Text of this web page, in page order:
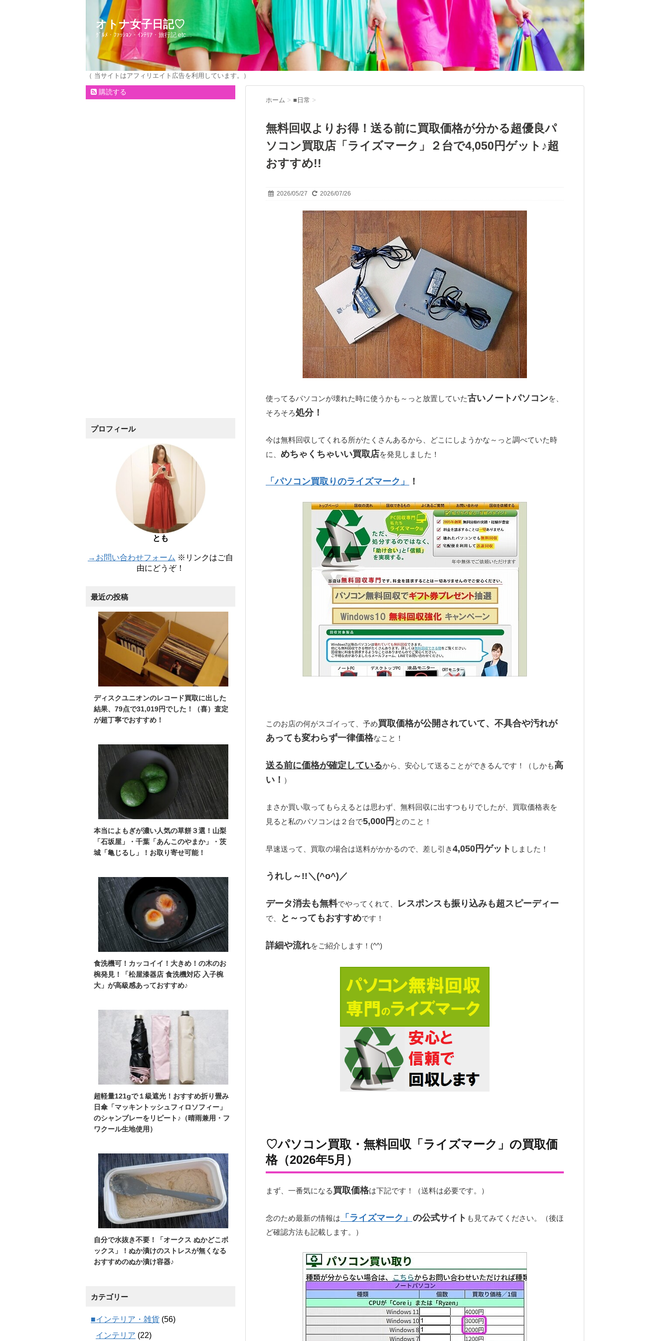
オトナ女子日記♡
ｸﾞﾙﾒ・ﾌｧｯｼｮﾝ・ｲﾝﾃﾘｱ・旅行記 etc…
（ 当サイトはアフィリエイト広告を利用しています。）
ホーム > ■日常 >
無料回収よりお得！送る前に買取価格が分かる超優良パ
ソコン買取店「ライズマーク」２台で4,050円ゲット♪超
おすすめ!!
2026/05/27 2026/07/26
使ってるパソコンが壊れた時に使うかも～っと放置していた古いノートパソコンを、
そろそろ処分！
今は無料回収してくれる所がたくさんあるから、どこにしようかな～っと調べていた時
に、 めちゃくちゃいい買取店を発見しました！
「パソコン買取りのライズマーク」 ！
このお店の何がスゴイって、予め買取価格が公開されていて、不具合や汚れが
あっても変わらず一律価格なこと！
送る前に価格が確定しているから、安心して送ることができるんです！（しかも高
い！ ）
まさか買い取ってもらえるとは思わず、無料回収に出すつもりでしたが、買取価格表を
見ると私のパソコンは２台で5,000円 とのこと！
早速送って、買取の場合は送料がかかるので、差し引き4,050円ゲット しました！
うれし～!!＼(^o^)／
データ消去も無料でやってくれて、 レスポンスも振り込みも超スピーディー
で、 と～ってもおすすめです！
詳細や流れをご紹介します！(^^)
♡パソコン買取・無料回収「ライズマーク」の買取価
格（2026年5月）
まず、一番気になる買取価格は下記です！（送料は必要です。）
念のため最新の情報は 「ライズマーク」 の公式サイト も見てみてください。（後ほ
ど確認方法も記載します。）
購読する
プロフィール
とも
→お問い合わせフォーム ※リンクはご自
由にどうぞ！
最近の投稿
ディスクユニオンのレコード買取に出した
結果、79点で31,019円でした！（喜）査定
が超丁寧でおすすめ！
本当によもぎが濃い人気の草餅３選！山梨
「石坂屋」・千葉「あんこのやまか」・茨
城「亀じるし」！お取り寄せ可能！
食洗機可！カッコイイ！大きめ！の木のお
椀発見！「松屋漆器店 食洗機対応 入子椀
大」が高級感あっておすすめ♪
超軽量121gで１級遮光！おすすめ折り畳み
日傘「マッキントッシュフィロソフィー」
のシャンブレーをリピート♪（晴雨兼用・フ
ワクール生地使用）
自分で水抜き不要！「オークス ぬかどこボ
ックス」！ぬか漬けのストレスが無くなる
おすすめのぬか漬け容器♪
カテゴリー
■インテリア・雑貨 (56)
インテリア (22)